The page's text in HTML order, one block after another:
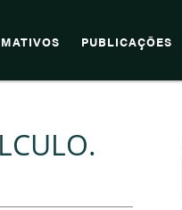
PUBLICAÇÕES